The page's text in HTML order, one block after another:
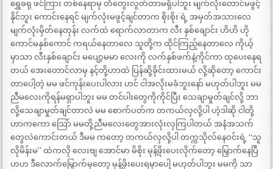
ရွှေခရု ဖင်ကြား တစ်နေရာမှ တံတွေးလွတ်တာမရှိပါဘူး မျက်လုံးတောင်မဖွင့်
နိုင်ဘူး ကောင်းနေရင် မျက်လုံးမဖွင့်ချင်တာက စိုးစိုး ရဲ့ အမှတ်အသားလေ
မျက်လုံးမှိတ်နေတုန်း လက်ထဲ ရောက်လာတာက လီး နှစ်ချောင်း ဟိဟိ ဟို
ကောင်မနှစ်ကောင် ကရယ်နေတာလေ သူတို့က ထိုင်ကြည့်နေတာလေ ကိုယ့်
မှာသာ လီးနှစ်ချောင်း မပျော့မမာ လေးကို လက်နှစ်ဖက်နဲ့ကိုင်ကာ ထုပေးနေရ
တယ် အေးတောင်လာမှ နင့်တို့ဟာထဲ ပြန်ဆို့ခိုင်းထားမယ် လို့ဆိုတော့ ကောင်း
တာပေါ့တဲ့ မမ ဖင်ကုန်းပေးပါလား ဟင် ငါအလိုးမခံဘူးနော် မဟုတ်ပါဘူး မမ
ညီမလေးကိုရန်မရှာပါဘူး မမ တင်ပါးတွေကိုကိုင်ပြီး သေချာမှုတ်ချင်လို့ ဘာ
လို့သေချာမှုတ်ချင်တာလဲ မမ စောက်ပတ်က တကယ်လှလို့ပါ ဟဲ့ဒါဆို ငါတို့
ဟာကကော သြော် မမတို့ညီမလေးတွေအားလုံးလှကြပါတယ် အနံအသက်
တွေလဲကောင်းတယ် ဒီမမ ကတော့ တကယ်လှလို့ပါ တက္ကသိုလ်နေဝင်းရဲ့ “သူ
လိုမိန်းမ” ထဲကလို လေးဗျ အောင်မာ မိစိုး မုန့်ဖိုးပေးလိုက်တော့ မြှောက်နေပြီ
ဟဟ ဒီလောက်မြှောက်မှတော့ မုန့်ဖိုးပေးရမှာပေါ့ မဟုတ်ပါဘူး မမကို သာ